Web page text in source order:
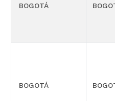
BOGOTÁ
BOGOTÁ